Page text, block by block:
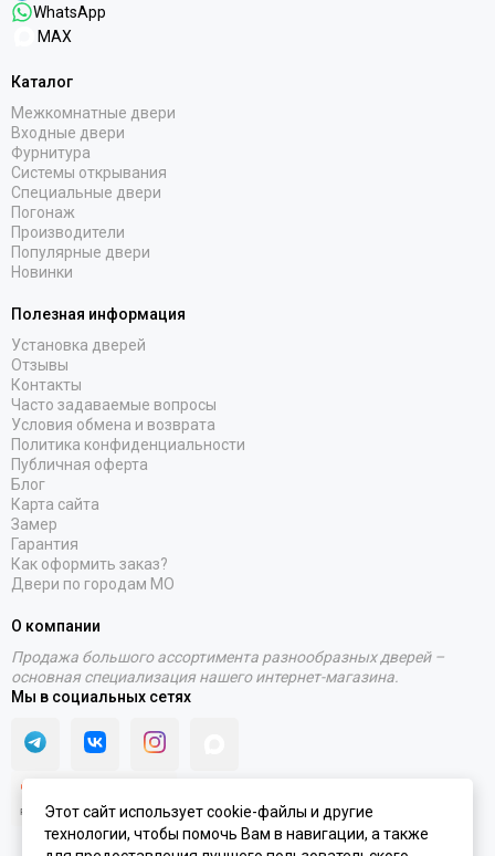
WhatsApp
MAX
Каталог
Межкомнатные двери
Входные двери
Фурнитура
Системы открывания
Специальные двери
Погонаж
Производители
Популярные двери
Новинки
Полезная информация
Установка дверей
Отзывы
Контакты
Часто задаваемые вопросы
Условия обмена и возврата
Политика конфиденциальности
Публичная оферта
Блог
Карта сайта
Замер
Гарантия
Как оформить заказ?
Двери по городам МО
О компании
Продажа большого ассортимента разнообразных дверей –
основная специализация нашего интернет-магазина.
Мы в социальных сетях
Этот сайт использует cookie-файлы и другие
технологии, чтобы помочь Вам в навигации, а также